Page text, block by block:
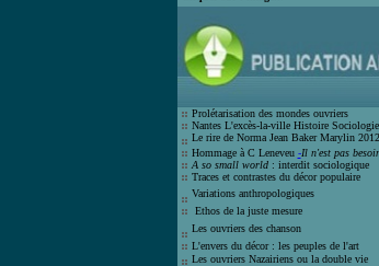
Prolétarisation des mondes ouvriers
Nantes L'excès-la-ville Histoire Sociologie
Le rire de Norma Jean Baker Marylin 2012
Hommage à C Leneveu -Il n'est pas
A so small world : interdit sociologique
Traces et contrastes du décor populaire
Variations anthropologiques
Ethos de la juste mesure
Les ouvriers des chanson
L'envers du décor : les peuples de l'art
Les ouvriers Nazairiens ou la double vie